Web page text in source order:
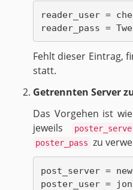
reader_user =
Fehlt die­ser Ein­trag,
statt.
Ge­trenn­ten Ser­ver
Das Vor­ge­hen ist
je­weils
poster_pass zu
post_server =
poster_user =